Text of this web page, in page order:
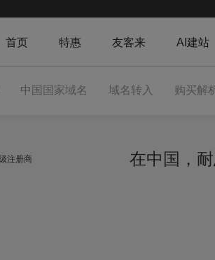
首页 特惠 友客来 AI建站
中国国家域名 域名转入 购买解
注册商 在中国，